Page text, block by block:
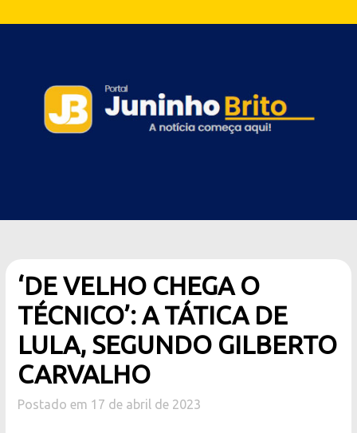
‘DE VELHO CHEGA O
TÉCNICO’: A TÁTICA DE
LULA, SEGUNDO GILBERTO
CARVALHO
Postado em 17 de abril de 2023